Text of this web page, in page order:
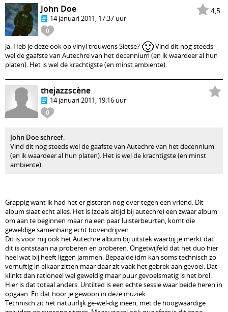
4,5
0
John Doe
14 januari 2011, 17:37 uur
Ja. Heb je deze ook op vinyl trouwens Sietse? 🙂Vind dit nog steeds
wel de gaafste van Autechre van het decennium (en ik waardeer al hun
platen). Het is wel de krachtigste (en minst ambiente).
0
thejazzscène
14 januari 2011, 19:16 uur
John Doe schreef:
Vind dit nog steeds wel de gaafste van Autechre van het decennium
(en ik waardeer al hun platen). Het is wel de krachtigste (en minst
ambiente).
Grappig want ik had het er gisteren nog over tegen een vriend. Dit
album slaat echt alles. Het is (zoals altijd bij autechre) een zwaar album
om aan te beginnen maar na een paar luisterbeurten, komt die
geweldige samenhang echt bovendrijven.
Dit is voor mij ook het Autechre album bij uitstek waarbij je merkt dat
dit is ontstaan na proberen en proberen. Ongetwijfeld dat het duo hier
heel wat bij heeft liggen jammen. Bepaalde idm kan soms technisch zo
vernuftig in elkaar zitten maar daar zit vaak het gebrek aan gevoel. Dat
klinkt dan rationeel wel geweldig maar puur gevoelsmatig is het brol.
Hier is dat totaal anders. Untilted is een echte sessie waar beide heren in
opgaan. En dat hoor je gewoon in deze muziek.
Technisch zit het natuurlijk ge-wel-dig ineen, met de hoogwaardige